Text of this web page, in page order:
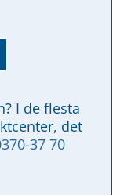
I de flesta
det
37 70